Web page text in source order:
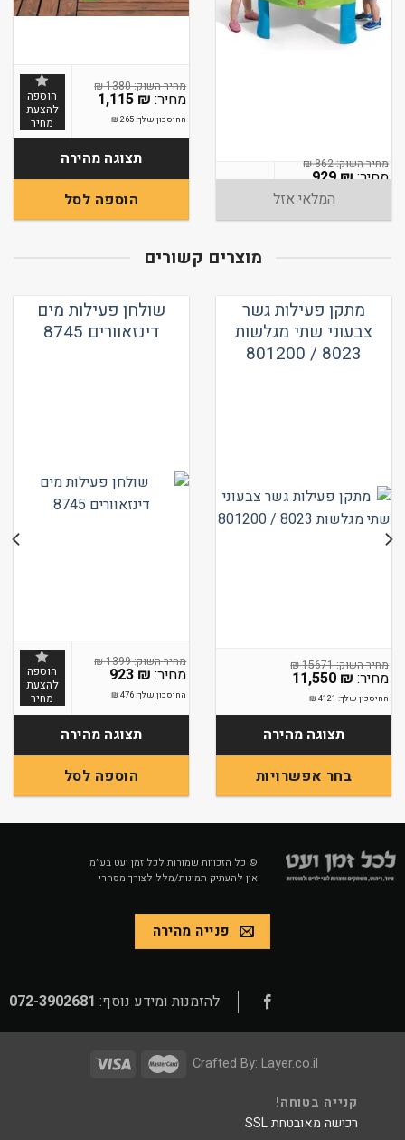
862
₪
929₪
המלאי אזל
1380
₪
1,115 ₪
החיסכון שלך:265
₪
הוספה
להצעת
מחיר
תצוגה מהירה
הוספה לסל
מוצרים קשורים
מתקן פעילות גשר
צבעוני שתי מגלשות
8023 / 801200
15671
₪
11,550 ₪
החיסכון שלך:4121
₪
תצוגה מהירה
בחר אפשרויות
זה
מספר
סוגים.
שולחן פעילות מים
דינזאוורים 8745
1399
₪
923 ₪
החיסכון שלך:476
₪
הוספה
להצעת
מחיר
תצוגה מהירה
הוספה לסל
© כל הזכויות שמורות לכל זמן ועט בע״מ
אין להעתיק תמונות/מלל לצורך מסחרי
פנייה מהירה
להזמנות ומידע נוסף: 072-3902681
Crafted By: Layer.co.il
קנייה בטוחה!
רכישה מאובטחת SSL